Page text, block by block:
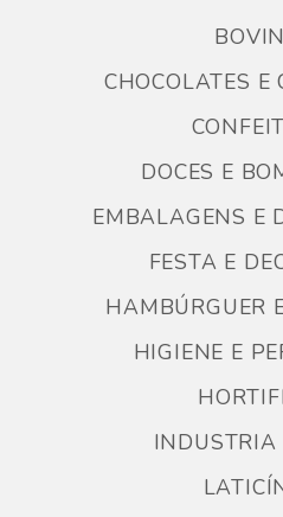
CHOCOLATES E
DOCES E
EMBALAGENS E
FESTA E
HAMBÚRGUER
HIGIENE E
INDUSTRIA